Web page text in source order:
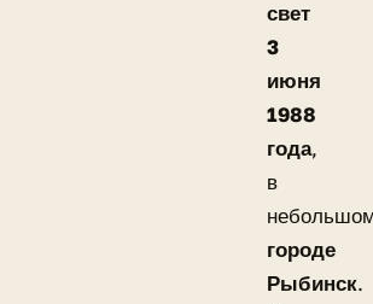
свет
3
июня
1988
года,
в
городе
Рыбинск.